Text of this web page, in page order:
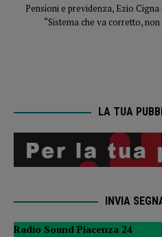
Pensioni e previdenza, Ezio
“Sistema che va corretto,
LA TUA
INVIA
Radio Sound Piacenza 24